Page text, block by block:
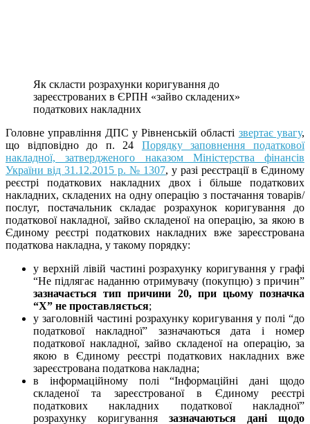
Як скласти розрахунки коригування до
зареєстрованих в ЄРПН «зайво складених»
податкових накладних
Головне управління ДПС у Рівненській області звертає увагу,
що відповідно до п. 24 Порядку заповнення податкової
накладної, затвердженого наказом Міністерства фінансів
України від 31.12.2015 р. № 1307, у разі реєстрації в Єдиному
реєстрі податкових накладних двох і більше податкових
накладних, складених на одну операцію з постачання товарів/
послуг, постачальник складає розрахунок коригування до
податкової накладної, зайво складеної на операцію, за якою в
Єдиному реєстрі податкових накладних вже зареєстрована
податкова накладна, у такому порядку:
у верхній лівій частині розрахунку коригування у графі
“Не підлягає наданню отримувачу (покупцю) з причин”
зазначається тип причини 20, при цьому позначка
“Х” не проставляється;
у заголовній частині розрахунку коригування у полі “до
податкової накладної” зазначаються дата і номер
податкової накладної, зайво складеної на операцію, за
якою в Єдиному реєстрі податкових накладних вже
зареєстрована податкова накладна;
в інформаційному полі “Інформаційні дані щодо
складеної та зареєстрованої в Єдиному реєстрі
податкових накладних податкової накладної”
розрахунку коригування зазначаються дані щодо